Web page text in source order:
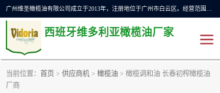
广州维圣橄榄油有限公司成立于2013年，注册地位于广州市白云区。经营范围包括饲料原料销售;畜牧渔业饲料销售;化妆品批发;贸易经纪;食品进出口等，主要产品有：橄榄果渣油，橄榄油，纯橄榄油等。
西班牙维多利亚橄榄油厂家
当前位置： 首页 > 供应商机 > 橄榄油 > 橄榄调和油 长春初榨橄榄油
厂商橄榄油